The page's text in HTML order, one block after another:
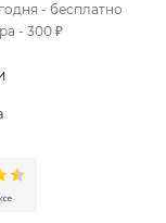
- бесплатно
- 300 ₽